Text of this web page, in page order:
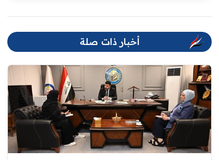
أخبار ذات صلة